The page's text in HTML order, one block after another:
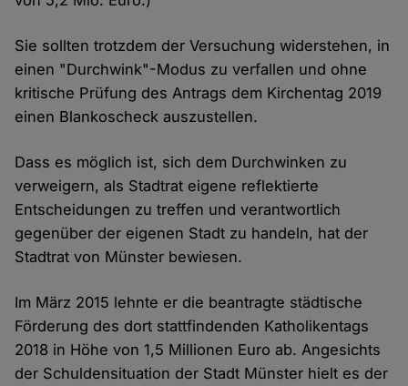
Sie sollten trotzdem der Versuchung widerstehen, in
einen "Durchwink"-Modus zu verfallen und ohne
kritische Prüfung des Antrags dem Kirchentag 2019
einen Blankoscheck auszustellen.
Dass es möglich ist, sich dem Durchwinken zu
verweigern, als Stadtrat eigene reflektierte
Entscheidungen zu treffen und verantwortlich
gegenüber der eigenen Stadt zu handeln, hat der
Stadtrat von Münster bewiesen.
Im März 2015 lehnte er die beantragte städtische
Förderung des dort stattfindenden Katholikentags
2018 in Höhe von 1,5 Millionen Euro ab. Angesichts
der Schuldensituation der Stadt Münster hielt es der
Cookies